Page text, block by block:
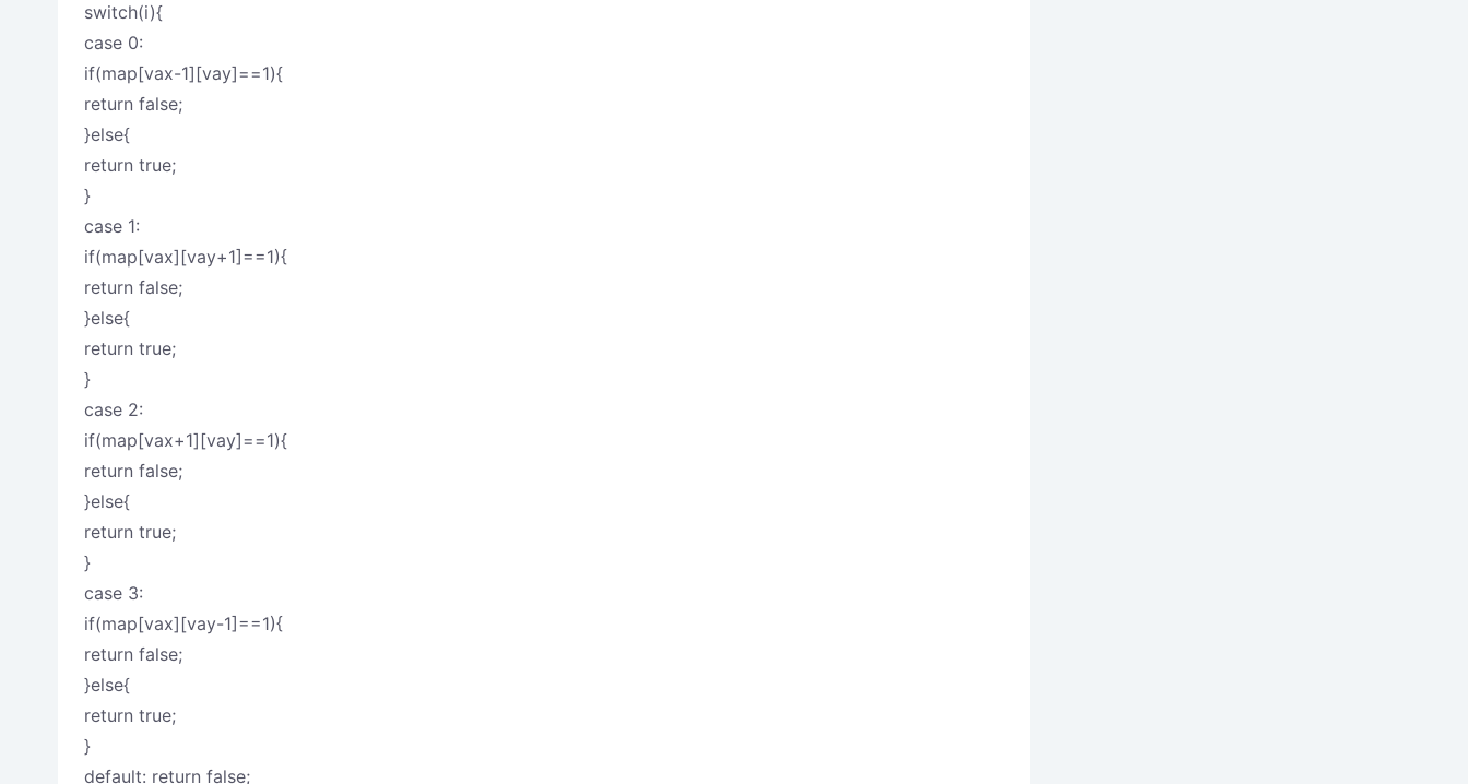
switch(i){
case 0:
if(map[vax-1][vay]==1){
return false;
}else{
return true;
}
case 1:
if(map[vax][vay+1]==1){
return false;
}else{
return true;
}
case 2:
if(map[vax+1][vay]==1){
return false;
}else{
return true;
}
case 3:
if(map[vax][vay-1]==1){
return false;
}else{
return true;
}
default: return false;